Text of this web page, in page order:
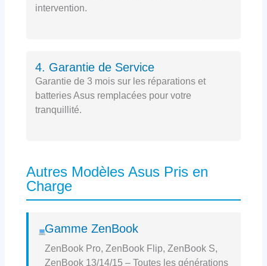
intervention.
4. Garantie de Service
Garantie de 3 mois sur les réparations et
batteries Asus remplacées pour votre
tranquillité.
Autres Modèles Asus Pris en
Charge
Gamme ZenBook
ZenBook Pro, ZenBook Flip, ZenBook S,
ZenBook 13/14/15 – Toutes les générations